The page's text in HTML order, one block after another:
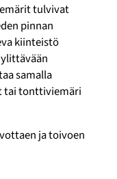
tulvivat
pinnan
kiinteistö
samalla
tai tonttiviemäri
ja toivoen